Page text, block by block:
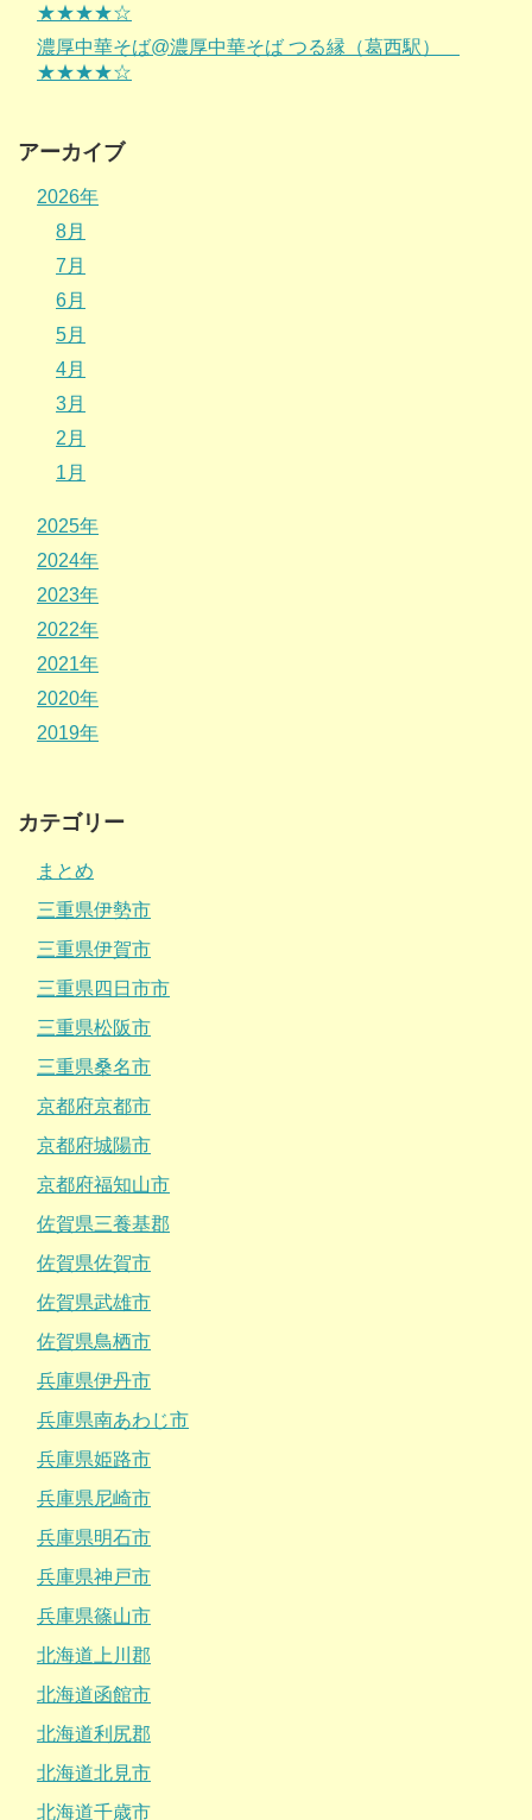
★★★★☆
濃厚中華そば@濃厚中華そば つる縁（葛西駅）
★★★★☆
アーカイブ
2026年
8月
7月
6月
5月
4月
3月
2月
1月
2025年
2024年
2023年
2022年
2021年
2020年
2019年
カテゴリー
まとめ
三重県伊勢市
三重県伊賀市
三重県四日市市
三重県松阪市
三重県桑名市
京都府京都市
京都府城陽市
京都府福知山市
佐賀県三養基郡
佐賀県佐賀市
佐賀県武雄市
佐賀県鳥栖市
兵庫県伊丹市
兵庫県南あわじ市
兵庫県姫路市
兵庫県尼崎市
兵庫県明石市
兵庫県神戸市
兵庫県篠山市
北海道上川郡
北海道函館市
北海道利尻郡
北海道北見市
北海道千歳市